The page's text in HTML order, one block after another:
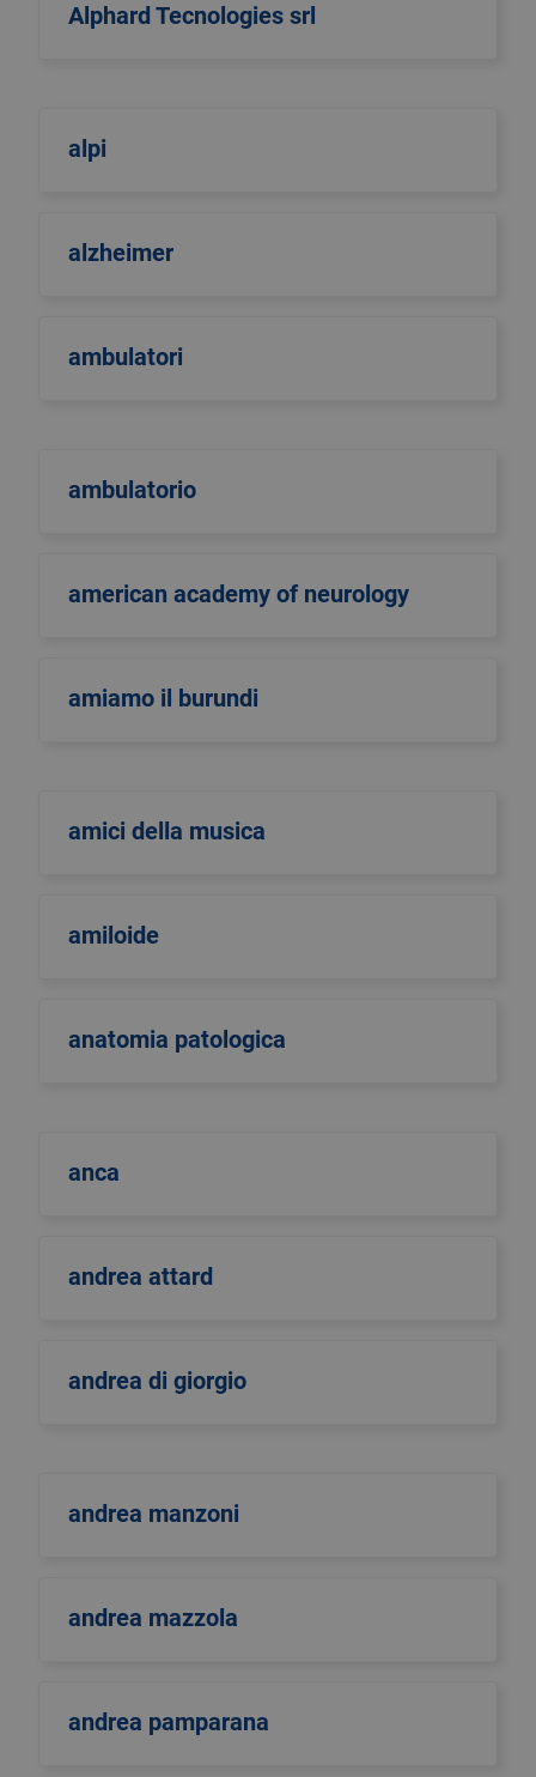
Alphard Tecnologies srl
alpi
alzheimer
ambulatori
ambulatorio
american academy of neurology
amiamo il burundi
amici della musica
amiloide
anatomia patologica
anca
andrea attard
andrea di giorgio
andrea manzoni
andrea mazzola
andrea pamparana